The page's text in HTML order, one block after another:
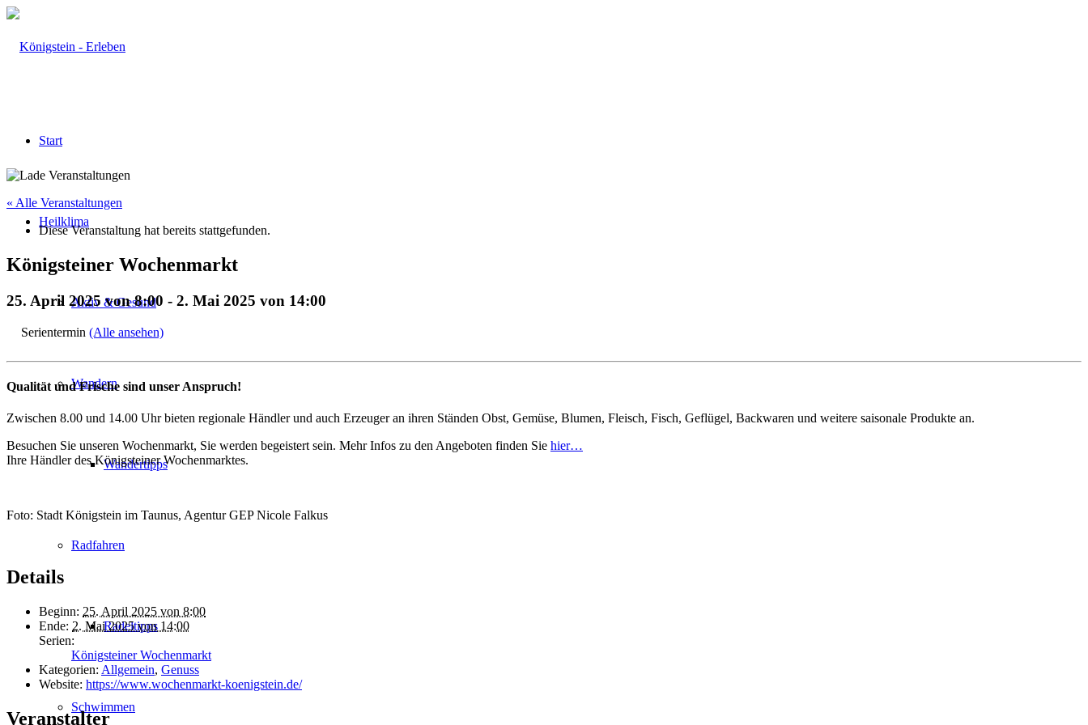
Start
Heilklima
Aktiv & Gesund
Wandern
Wandertipps
Radfahren
Radeltipps
Schwimmen
« Alle Veranstaltungen
Diese Veranstaltung hat bereits stattgefunden.
Königsteiner Wochenmarkt
25. April 2025 von 8:00 - 2. Mai 2025 von 14:00
Serientermin (Alle ansehen)
Qualität und Frische sind unser Anspruch!
Zwischen 8.00 und 14.00 Uhr bieten regionale Händler und auch Erzeuger an ihren Ständen Obst, Gemüse, Blumen, Fleisch, Fisch, Geflügel, Backwaren und weitere saisonale Produkte an.
Besuchen Sie unseren Wochenmarkt, Sie werden begeistert sein. Mehr Infos zu den Angeboten finden Sie hier…
Ihre Händler des Königsteiner Wochenmarktes.
Foto: Stadt Königstein im Taunus, Agentur GEP Nicole Falkus
Details
Beginn: 25. April 2025 von 8:00
Ende: 2. Mai 2025 von 14:00
Serien:
Königsteiner Wochenmarkt
Kategorien: Allgemein, Genuss
Website: https://www.wochenmarkt-koenigstein.de/
Veranstalter